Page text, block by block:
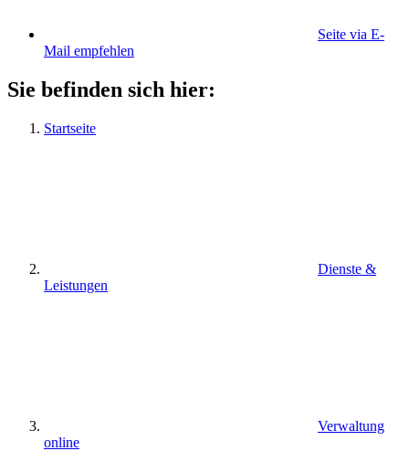
Seite via E-
Mail empfehlen
Sie befinden sich hier:
Startseite
Dienste &
Leistungen
Verwaltung
online